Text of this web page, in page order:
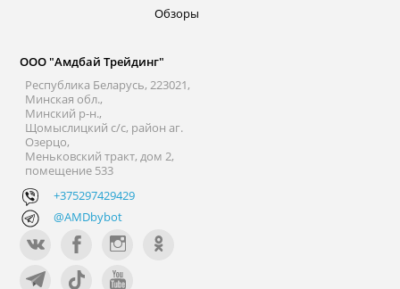
Обзоры
ООО "Амдбай Трейдинг"
Республика Беларусь, 223021,
Минская обл.,
Минский р-н.,
Щомыслицкий с/с, район аг.
Озерцо,
Меньковский тракт, дом 2,
помещение 533
+375297429429
@AMDbybot